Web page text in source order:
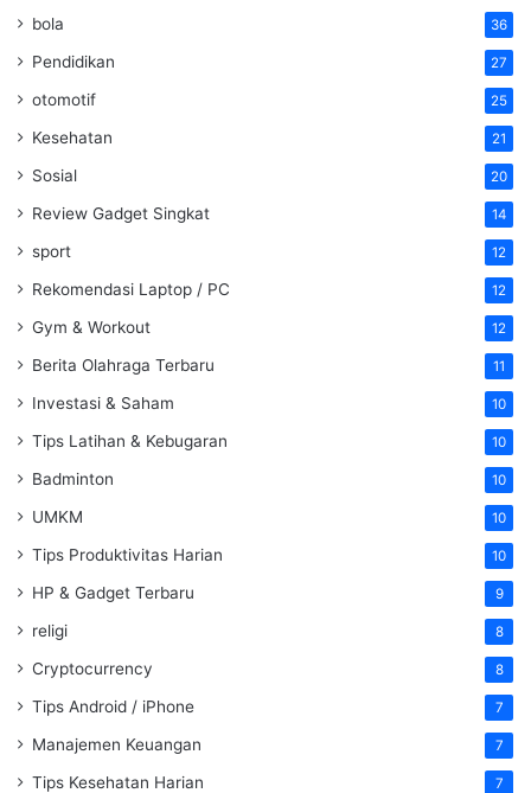
bola 36
Pendidikan 27
otomotif 25
Kesehatan 21
Sosial 20
Review Gadget Singkat 14
sport 12
Rekomendasi Laptop / PC 12
Gym & Workout 12
Berita Olahraga Terbaru 11
Investasi & Saham 10
Tips Latihan & Kebugaran 10
Badminton 10
UMKM 10
Tips Produktivitas Harian 10
HP & Gadget Terbaru 9
religi 8
Cryptocurrency 8
Tips Android / iPhone 7
Manajemen Keuangan 7
Tips Kesehatan Harian 7